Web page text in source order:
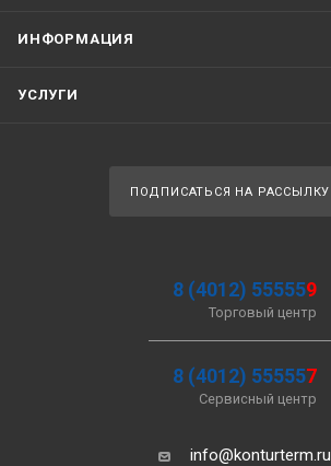
ИНФОРМАЦИЯ
УСЛУГИ
ПОДПИСАТЬСЯ НА РАССЫЛКУ
8 (4012) 555559
Торговый центр
8 (4012) 555557
Сервисный центр
info@konturterm.ru